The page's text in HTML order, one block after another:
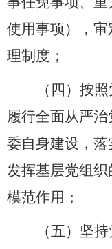
使用事项），
理制度；
（四）按
履行全面从严
委自身建设，
发挥基层党组
模范作用；
（五）坚